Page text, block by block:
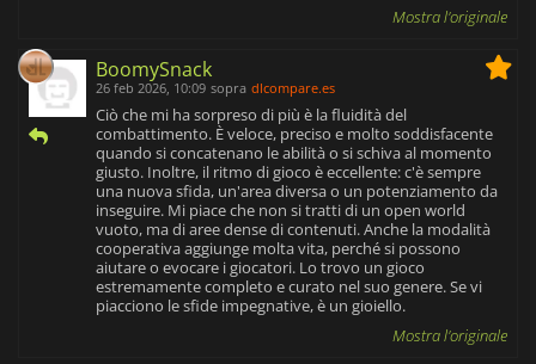
Mostra l'originale
BoomySnack
26 feb 2026, 10:09 sopra dlcompare.es
Ciò che mi ha sorpreso di più è la fluidità del
combattimento. È veloce, preciso e molto soddisfacente
quando si concatenano le abilità o si schiva al momento
giusto. Inoltre, il ritmo di gioco è eccellente: c'è sempre
una nuova sfida, un'area diversa o un potenziamento da
inseguire. Mi piace che non si tratti di un open world
vuoto, ma di aree dense di contenuti. Anche la modalità
cooperativa aggiunge molta vita, perché si possono
aiutare o evocare i giocatori. Lo trovo un gioco
estremamente completo e curato nel suo genere. Se vi
piacciono le sfide impegnative, è un gioiello.
Mostra l'originale